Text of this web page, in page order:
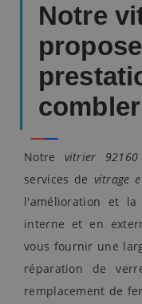
Notre
Notre vitrier 92160
services de vitrage
l'amélioration et
interne et en
vous fournir une
réparation de
remplacement de